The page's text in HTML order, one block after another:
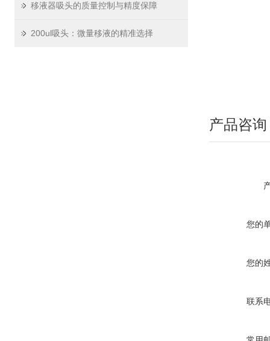
移液器吸头的质量控制与精度保障
200ul吸头：微量移液的精准选择
产品咨询
您的
您的
联系